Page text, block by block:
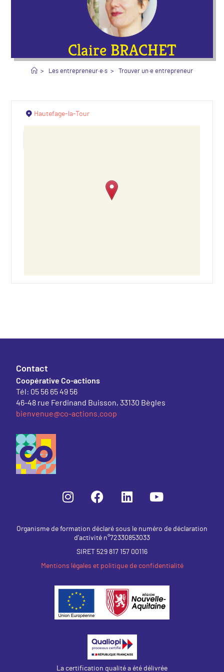
Claire BRACHET
> Les entrepreneur·e·s > Trouver un·e entrepreneur·e
Hautefage-la-Tour
Contact
Coopérative Co-actions
Tél: 05 56 65 49 56
46-48 rue Ferdinand Buisson, 33130 Bègles
bienvenue@co-actions.coop
Organisme de formation déclaré sous le numéro de déclaration
d’activité n°72330853033
SIRET 529 817 157 00116
Mentions légales et politique de confidentialité
La certification qualité a été délivrée